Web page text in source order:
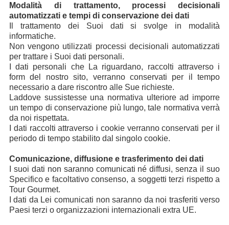
Modalità di trattamento, processi decisionali
automatizzati e tempi di conservazione dei dati
Il trattamento dei Suoi dati si svolge in modalità
informatiche.
Non vengono utilizzati processi decisionali automatizzati
per trattare i Suoi dati personali.
I dati personali che La riguardano, raccolti attraverso i
form del nostro sito, verranno conservati per il tempo
necessario a dare riscontro alle Sue richieste.
Laddove sussistesse una normativa ulteriore ad imporre
un tempo di conservazione più lungo, tale normativa verrà
da noi rispettata.
I dati raccolti attraverso i cookie verranno conservati per il
periodo di tempo stabilito dal singolo cookie.
Comunicazione, diffusione e trasferimento dei dati
I suoi dati non saranno comunicati né diffusi, senza il suo
Specifico e facoltativo consenso, a soggetti terzi rispetto a
Tour Gourmet.
I dati da Lei comunicati non saranno da noi trasferiti verso
Paesi terzi o organizzazioni internazionali extra UE.